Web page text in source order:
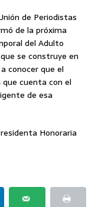
de Periodistas
de la próxima
del Adulto
se construye en
conocer que el
cuenta con el
de esa
Honoraria